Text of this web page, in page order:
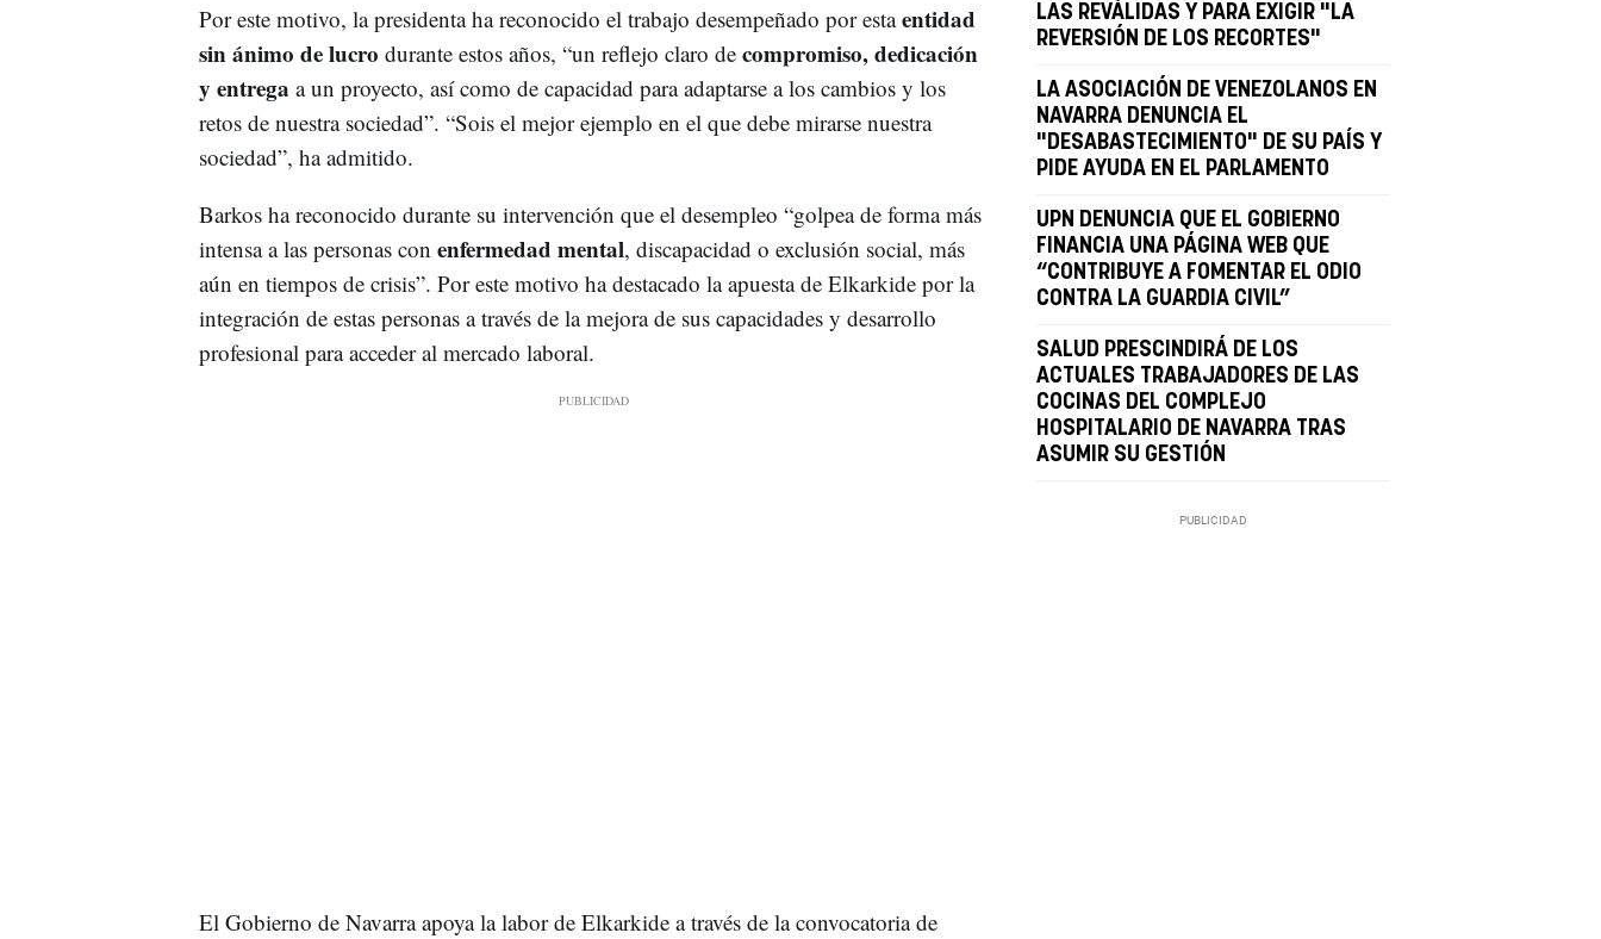
Por este motivo, la presidenta ha reconocido el trabajo desempeñado por estaentidad
sin ánimo de lucro durante estos años, “un reflejo claro de compromiso, dedicación
y entrega a un proyecto, así como de capacidad para adaptarse a los cambios y los
retos de nuestra sociedad”. “Sois el mejor ejemplo en el que debe mirarse nuestra
sociedad”, ha admitido.
Barkos ha reconocido durante su intervención que el desempleo “golpea de forma más
intensa a las personas con enfermedad mental, discapacidad o exclusión social, más
aún en tiempos de crisis”. Por este motivo ha destacado la apuesta de Elkarkide por la
integración de estas personas a través de la mejora de sus capacidades y desarrollo
profesional para acceder al mercado laboral.
El Gobierno de Navarra apoya la labor de Elkarkide a través de la convocatoria de
LAS REVÁLIDAS Y PARA EXIGIR "LA
REVERSIÓN DE LOS RECORTES"
LA ASOCIACIÓN DE VENEZOLANOS EN
NAVARRA DENUNCIA EL
"DESABASTECIMIENTO" DE SU PAÍS Y
PIDE AYUDA EN EL PARLAMENTO
UPN DENUNCIA QUE EL GOBIERNO
FINANCIA UNA PÁGINA WEB QUE
“CONTRIBUYE A FOMENTAR EL ODIO
CONTRA LA GUARDIA CIVIL”
SALUD PRESCINDIRÁ DE LOS
ACTUALES TRABAJADORES DE LAS
COCINAS DEL COMPLEJO
HOSPITALARIO DE NAVARRA TRAS
ASUMIR SU GESTIÓN